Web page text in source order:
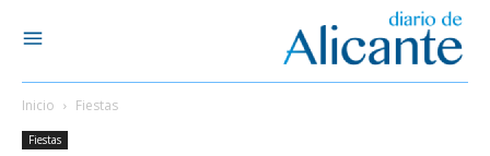
Inicio Fiestas
Fiestas